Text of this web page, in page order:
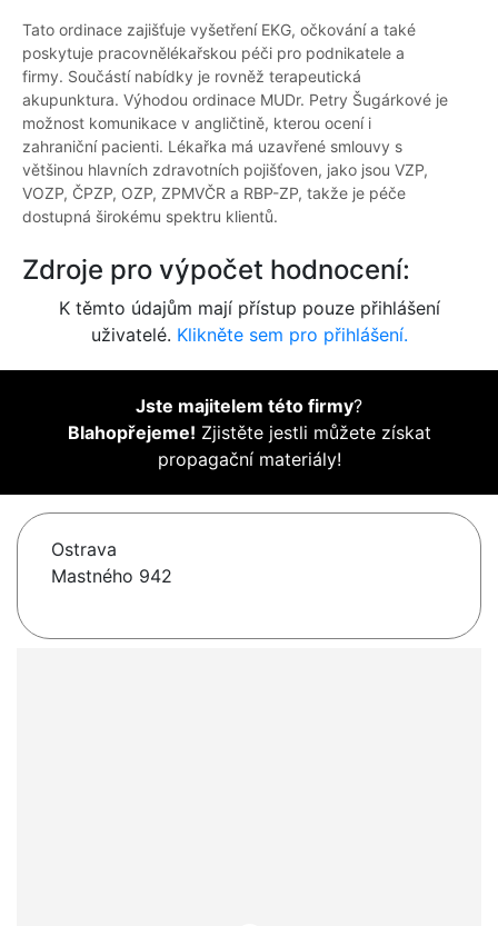
Tato ordinace zajišťuje vyšetření EKG, očkování a také
poskytuje pracovnělékařskou péči pro podnikatele a
firmy. Součástí nabídky je rovněž terapeutická
akupunktura. Výhodou ordinace MUDr. Petry Šugárkové je
možnost komunikace v angličtině, kterou ocení i
zahraniční pacienti. Lékařka má uzavřené smlouvy s
většinou hlavních zdravotních pojišťoven, jako jsou VZP,
VOZP, ČPZP, OZP, ZPMVČR a RBP-ZP, takže je péče
dostupná širokému spektru klientů.
Zdroje pro výpočet hodnocení:
K těmto údajům mají přístup pouze přihlášení
uživatelé. Klikněte sem pro přihlášení.
Jste majitelem této firmy?
Blahopřejeme! Zjistěte jestli můžete získat
propagační materiály!
Ostrava
Mastného 942